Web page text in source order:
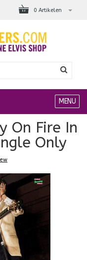
0 Artikelen
MENU
On Fire In
Only